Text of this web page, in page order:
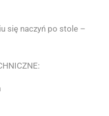
się naczyń po stole –